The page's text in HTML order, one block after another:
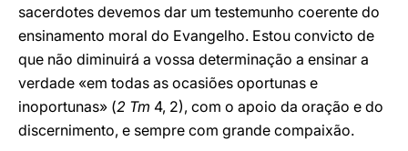
sacerdotes devemos dar um testemunho coerente do
ensinamento moral do Evangelho. Estou convicto de
que não diminuirá a vossa determinação a ensinar a
verdade «em todas as ocasiões oportunas e
inoportunas» (2 Tm 4, 2), com o apoio da oração e do
discernimento, e sempre com grande compaixão.